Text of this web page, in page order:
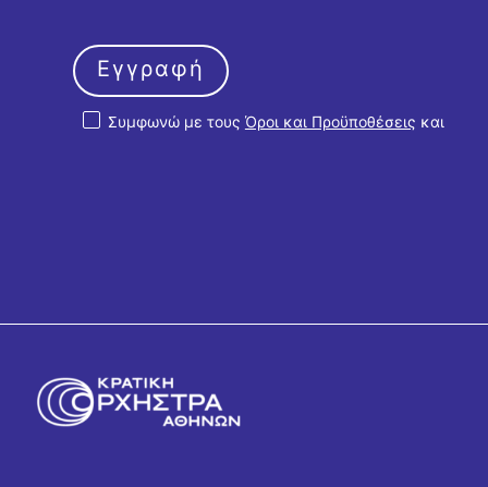
Συμφωνώ με τους Όροι και Προϋποθέσεις και
Εγγραφή